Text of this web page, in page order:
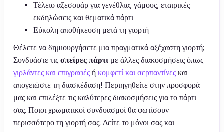
Τέλειο αξεσουάρ για γενέθλια, γάμους, εταιρικές
εκδηλώσεις και θεματικά πάρτι
Εύκολη αποθήκευση μετά τη γιορτή
Θέλετε να δημιουργήσετε μια πραγματικά αξέχαστη γιορτή;
Συνδυάστε τις σπείρες πάρτι με άλλες διακοσμήσεις όπως
γιρλάντες και επιγραφές ή κομφετί και σερπαντίνες και
απογειώστε τη διασκέδαση! Περιηγηθείτε στην προσφορά
μας και επιλέξτε τις καλύτερες διακοσμήσεις για το πάρτι
σας. Ποιοι χρωματικοί συνδυασμοί θα φωτίσουν
περισσότερο τη γιορτή σας; Δείτε το μόνοι σας και